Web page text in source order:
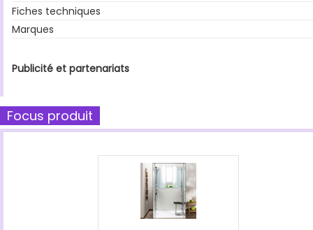
Fiches techniques
Marques
Publicité et partenariats
Focus produit